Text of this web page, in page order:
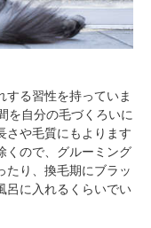
する習性を持っていま
を自分の毛づくろいに
さや毛質にもよります
くので、グルーミング
たり、換毛期にブラッ
呂に入れるくらいでい